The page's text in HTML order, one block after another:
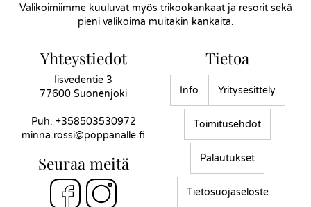
Valikoimiimme kuuluvat myös trikookankaat ja resorit sekä
pieni valikoima muitakin kankaita.
Yhteystiedot
Iisvedentie 3
77600 Suonenjoki
Puh. +358503530972
minna.rossi@poppanalle.fi
Seuraa meitä
Tietoa
Info Yritysesittely
Toimitusehdot
Palautukset
Tietosuojaseloste